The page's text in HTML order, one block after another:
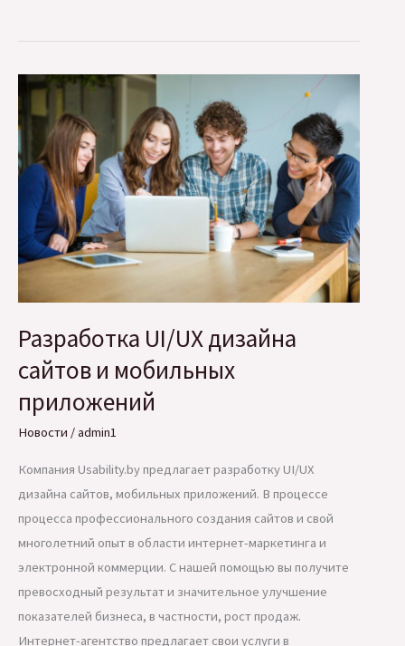
продвинуть
сайт?
Конкретные
цифры
Разработка UI/UX дизайна
сайтов и мобильных
приложений
Новости /admin1
Компания Usability.by предлагает разработку UI/UX
дизайна сайтов, мобильных приложений. В процессе
процесса профессионального создания сайтов и свой
многолетний опыт в области интернет-маркетинга и
электронной коммерции. С нашей помощью вы получите
превосходный результат и значительное улучшение
показателей бизнеса, в частности, рост продаж.
Интернет-агентство предлагает свои услуги в